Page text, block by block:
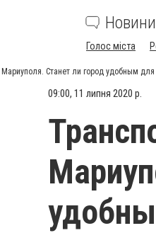
Новини
Голос міста
Станет ли город удобным
09:00, 11 липня 2020 р.